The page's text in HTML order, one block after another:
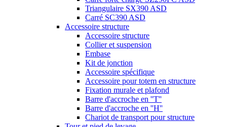
Triangulaire SX390 ASD
Carré SC390 ASD
Accessoire structure
Accessoire structure
Collier et suspension
Embase
Kit de jonction
Accessoire spécifique
Accessoire pour totem en structure
Fixation murale et plafond
Barre d'accroche en ''T''
Barre d'accroche en ''H''
Chariot de transport pour structure